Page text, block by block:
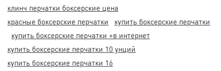
клинч перчатки боксерские цена
красные боксерские перчатки
купить боксерские перчатки
купить боксерские перчатки +в интернет
купить боксерские перчатки 10 унций
купить боксерские перчатки 16